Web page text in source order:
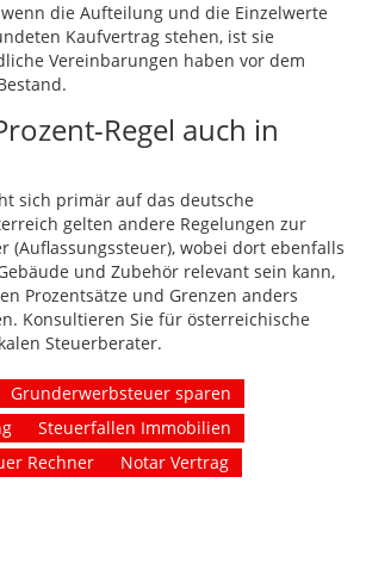
die Aufteilung und die Einzelwerte
Kaufvertrag stehen, ist sie
Vereinbarungen haben vor dem
Regel auch in
sich primär auf das deutsche
gelten andere Regelungen zur
(Auflassungssteuer), wobei dort ebenfalls
und Zubehör relevant sein kann,
Prozentsätze und Grenzen anders
Konsultieren Sie für österreichische
Steuerberater.
Grunderwerbsteuer sparen
Steuerfallen Immobilien
Rechner
Notar Vertrag